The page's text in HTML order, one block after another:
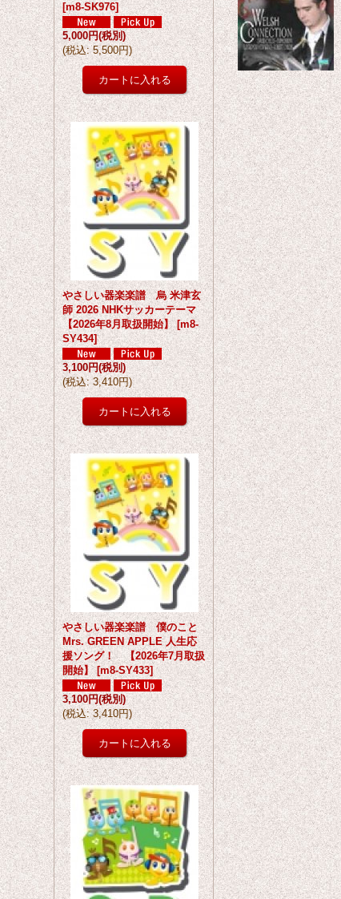
[m8-SK976]
5,000円(税別)
(税込: 5,500円)
やさしい器楽楽譜 烏 米津玄
師 2026 NHKサッカーテーマ
【2026年8月取扱開始】 [m8-
SY434]
3,100円(税別)
(税込: 3,410円)
やさしい器楽楽譜 僕のこと
Mrs. GREEN APPLE 人生応
援ソング！ 【2026年7月取扱
開始】 [m8-SY433]
3,100円(税別)
(税込: 3,410円)